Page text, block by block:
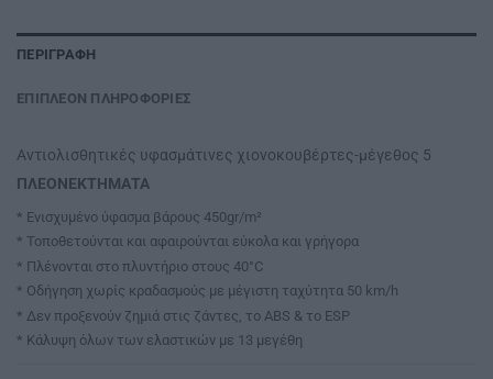
ΠΕΡΙΓΡΑΦΉ
ΕΠΙΠΛΈΟΝ ΠΛΗΡΟΦΟΡΊΕΣ
Αντιολισθητικές υφασμάτινες χιονοκουβέρτες-μέγεθος 5
ΠΛΕΟΝΕΚΤΗΜΑΤΑ
* Ενισχυμένο ύφασμα βάρους 450gr/m²
* Τοποθετούνται και αφαιρούνται εύκολα και γρήγορα
* Πλένονται στο πλυντήριο στους 40°C
* Oδήγηση χωρίς κραδασμούς με μέγιστη ταχύτητα 50 km/h
* Δεν προξενούν ζημιά στις ζάντες, το ABS & το ESP
* Κάλυψη όλων των ελαστικών με 13 μεγέθη